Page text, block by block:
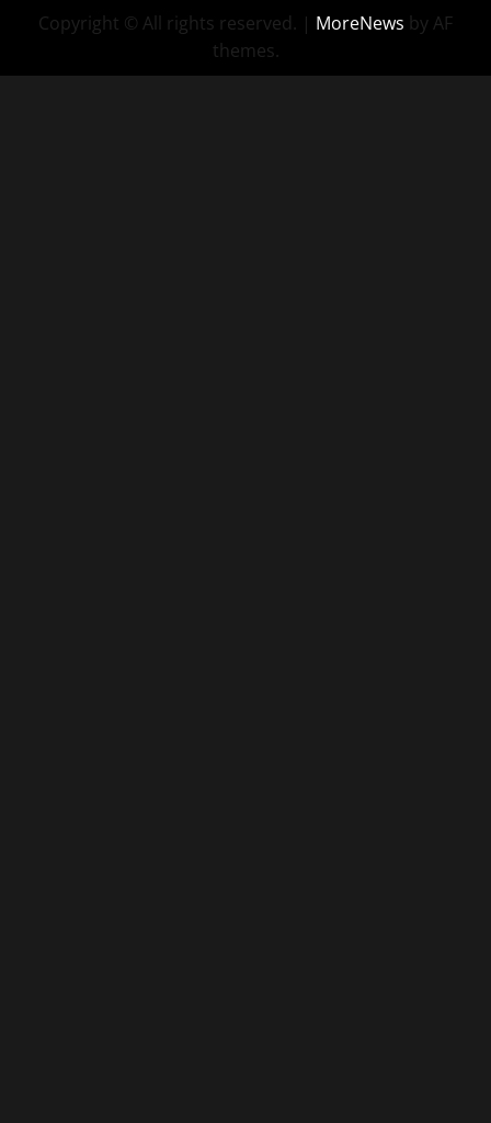
Copyright © All rights reserved. | MoreNews by AF
themes.